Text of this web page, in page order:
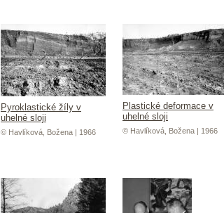
Pyroklastické žíly v
uhelné sloji
© Havlíková, Božena | 1966
Plastické deformace v
uhelné sloji
© Havlíková, Božena | 1966